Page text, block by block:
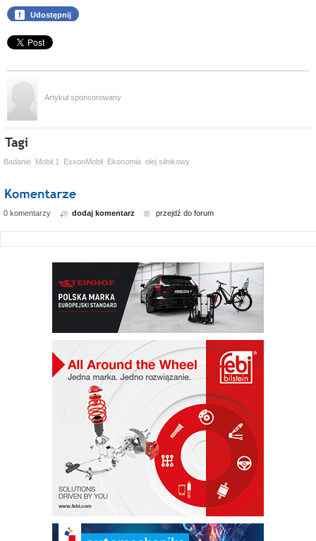
f Udostępnij
Artykuł sponsorowany
Badanie Mobil 1 ExxonMobil Ekonomia olej silnikowy
0 komentarzy dodaj komentarz przejdź do forum